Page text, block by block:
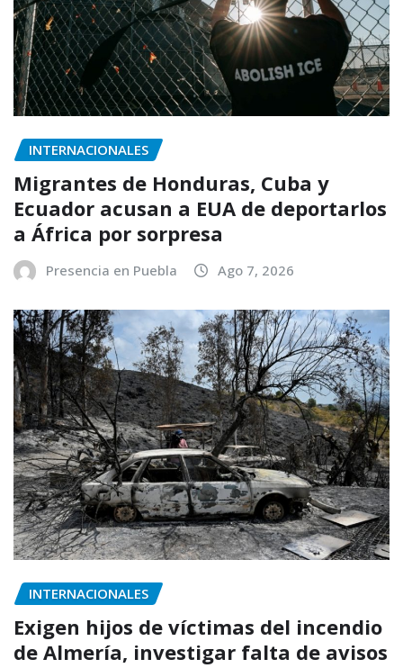
INTERNACIONALES
Migrantes de Honduras, Cuba y
Ecuador acusan a EUA de deportarlos
a África por sorpresa
Presencia en Puebla Ago 7, 2026
INTERNACIONALES
Exigen hijos de víctimas del incendio
de Almería, investigar falta de avisos